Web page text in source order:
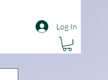
Log In